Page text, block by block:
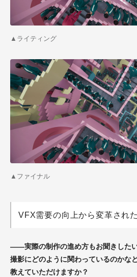
▲ライティング
▲ファイナル
VFX需要の向上から変革され
――実際の制作の進め方もお聞きした
撮影にどのように関わっているのかな
教えていただけますか？